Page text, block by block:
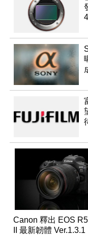
Canon 釋出 EOS
II 最新韌體